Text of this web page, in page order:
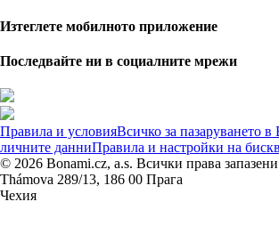
Изтеглете мобилното приложение
Последвайте ни в социалните мрежи
Правила и условияВсичко за пазаруването в
личните данниПравила и настройки на
© 2026 Bonami.cz, a.s. Всички права
Thámova 289/13, 186 00 Прага
Чехия